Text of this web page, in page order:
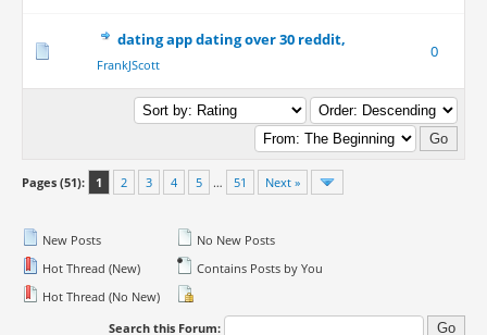
dating app dating over 30 reddit,
FrankJScott
0
Pages (51): 1 2 3 4 5 … 51 Next »
New Posts
Hot Thread (New)
Hot Thread (No New)
No New Posts
Contains Posts by You
Search this Forum: